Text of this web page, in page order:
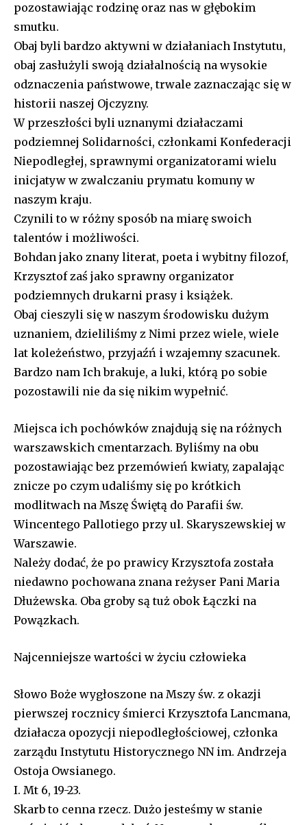
pozostawiając rodzinę oraz nas w głębokim
smutku.
Obaj byli bardzo aktywni w działaniach Instytutu,
obaj zasłużyli swoją działalnością na wysokie
odznaczenia państwowe, trwale zaznaczając się w
historii naszej Ojczyzny.
W przeszłości byli uznanymi działaczami
podziemnej Solidarności, członkami Konfederacji
Niepodległej, sprawnymi organizatorami wielu
inicjatyw w zwalczaniu prymatu komuny w
naszym kraju.
Czynili to w różny sposób na miarę swoich
talentów i możliwości.
Bohdan jako znany literat, poeta i wybitny filozof,
Krzysztof zaś jako sprawny organizator
podziemnych drukarni prasy i książek.
Obaj cieszyli się w naszym środowisku dużym
uznaniem, dzieliliśmy z Nimi przez wiele, wiele
lat koleżeństwo, przyjaźń i wzajemny szacunek.
Bardzo nam Ich brakuje, a luki, którą po sobie
pozostawili nie da się nikim wypełnić.
Miejsca ich pochówków znajdują się na różnych
warszawskich cmentarzach. Byliśmy na obu
pozostawiając bez przemówień kwiaty, zapalając
znicze po czym udaliśmy się po krótkich
modlitwach na Mszę Świętą do Parafii św.
Wincentego Pallotiego przy ul. Skaryszewskiej w
Warszawie.
Należy dodać, że po prawicy Krzysztofa została
niedawno pochowana znana reżyser Pani Maria
Dłużewska. Oba groby są tuż obok Łączki na
Powązkach.
Najcenniejsze wartości w życiu człowieka
Słowo Boże wygłoszone na Mszy św. z okazji
pierwszej rocznicy śmierci Krzysztofa Lancmana,
działacza opozycji niepodległościowej, członka
zarządu Instytutu Historycznego NN im. Andrzeja
Ostoja Owsianego.
I. Mt 6, 19-23.
Skarb to cenna rzecz. Dużo jesteśmy w stanie